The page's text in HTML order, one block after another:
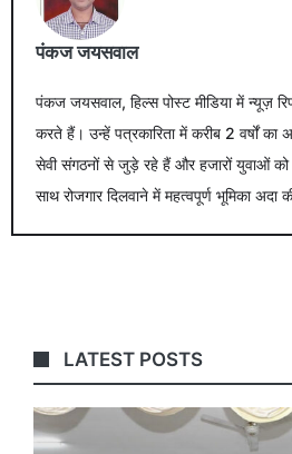
पंकज जयसवाल
पंकज जयसवाल, हिल्स पोस्ट मीडिया में न्यूज़
करते हैं। उन्हें पत्रकारिता में करीब 2 वर्षों
सेवी संगठनों से जुड़े रहे हैं और हजारों युवाओं को
साथ रोजगार दिलवाने में महत्वपूर्ण भूमिका अदा
LATEST POSTS